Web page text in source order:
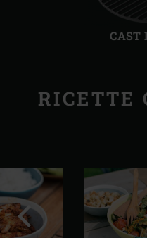
CAST
RICETTE